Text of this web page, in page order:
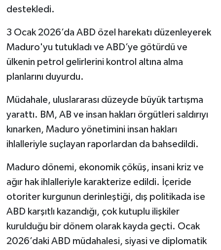
destekledi.
3 Ocak 2026’da ABD özel harekatı düzenleyerek
Maduro'yu tutukladı ve ABD’ye götürdü ve
ülkenin petrol gelirlerini kontrol altına alma
planlarını duyurdu.
Müdahale, uluslararası düzeyde büyük tartışma
yarattı. BM, AB ve insan hakları örgütleri saldırıyı
kınarken, Maduro yönetimini insan hakları
ihlalleriyle suçlayan raporlardan da bahsedildi.
Maduro dönemi, ekonomik çöküş, insani kriz ve
ağır hak ihlalleriyle karakterize edildi. İçeride
otoriter kurgunun derinleştiği, dış politikada ise
ABD karşıtlı kazandığı, çok kutuplu ilişkiler
kurulduğu bir dönem olarak kayda geçti. Ocak
2026’daki ABD müdahalesi, siyasi ve diplomatik